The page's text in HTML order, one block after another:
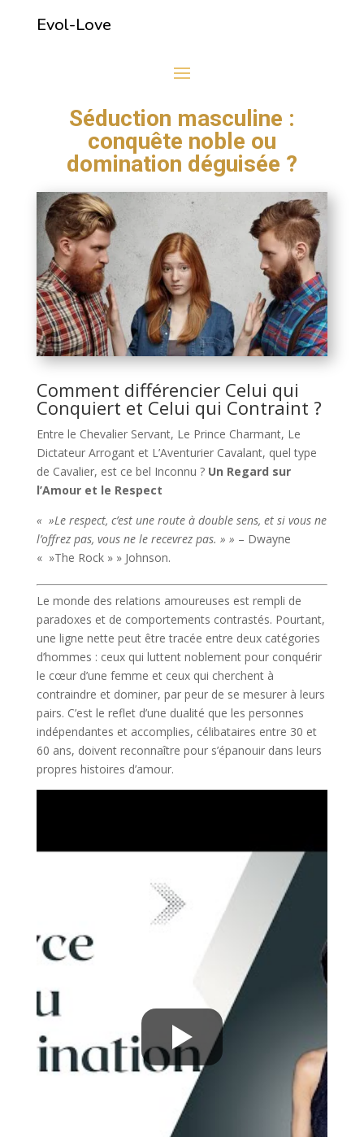
Evol-Love
Séduction masculine :
conquête noble ou
domination déguisée ?
Comment différencier Celui qui
Conquiert et Celui qui Contraint ?
Entre le Chevalier Servant, Le Prince Charmant, Le
Dictateur Arrogant et L’Aventurier Cavalant, quel type
de Cavalier, est ce bel Inconnu ? Un Regard sur
l’Amour et le Respect
« »Le respect, c’est une route à double sens, et si vous ne
l’offrez pas, vous ne le recevrez pas. » » – Dwayne
« »The Rock » » Johnson.
Le monde des relations amoureuses est rempli de
paradoxes et de comportements contrastés. Pourtant,
une ligne nette peut être tracée entre deux catégories
d’hommes : ceux qui luttent noblement pour conquérir
le cœur d’une femme et ceux qui cherchent à
contraindre et dominer, par peur de se mesurer à leurs
pairs. C’est le reflet d’une dualité que les personnes
indépendantes et accomplies, célibataires entre 30 et
60 ans, doivent reconnaître pour s’épanouir dans leurs
propres histoires d’amour.